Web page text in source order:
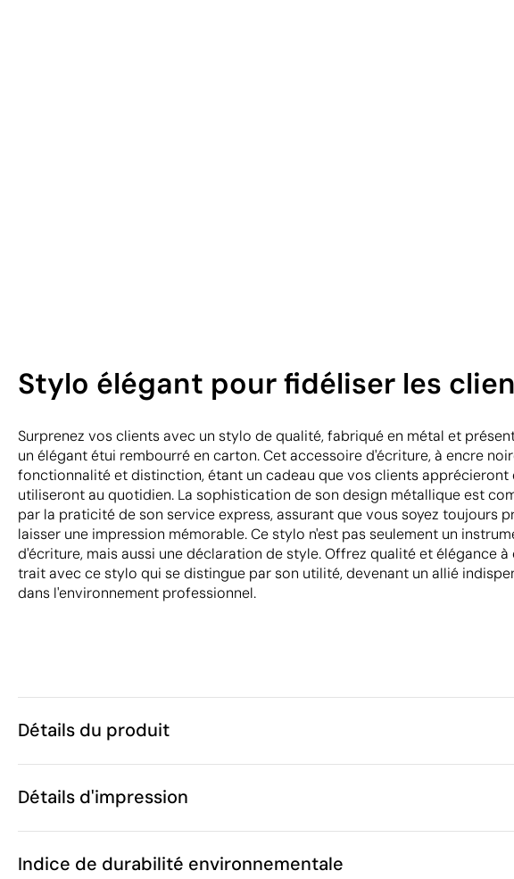
Stylo élégant pour fidéliser les
Surprenez vos clients avec un stylo de qualité, fabriqué en métal et
un élégant étui rembourré en carton. Cet accessoire d'écriture, à encre
fonctionnalité et distinction, étant un cadeau que vos clients apprécieront
utiliseront au quotidien. La sophistication de son design métallique est
par la praticité de son service express, assurant que vous soyez toujours
laisser une impression mémorable. Ce stylo n'est pas seulement un
d'écriture, mais aussi une déclaration de style. Offrez qualité et élégance à
trait avec ce stylo qui se distingue par son utilité, devenant un allié
dans l'environnement professionnel.
Détails du produit
Caractéristiques
Code du produit
Taille
ø1.1 x 13.8 cm
Détails d'impression
Indice de durabilité environnementale